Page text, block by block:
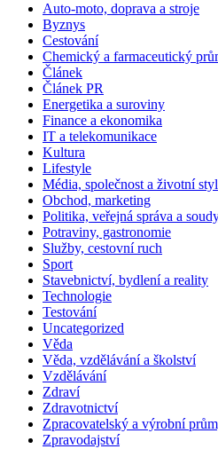
Auto-moto, doprava a stroje
Byznys
Cestování
Chemický a farmaceutický
Článek
Článek PR
Energetika a suroviny
Finance a ekonomika
IT a telekomunikace
Kultura
Lifestyle
Média, společnost a životní styl
Obchod, marketing
Politika, veřejná správa a
Potraviny, gastronomie
Služby, cestovní ruch
Sport
Stavebnictví, bydlení a reality
Technologie
Testování
Uncategorized
Věda
Věda, vzdělávání a školství
Vzdělávání
Zdraví
Zdravotnictví
Zpracovatelský a výrobní
Zpravodajství